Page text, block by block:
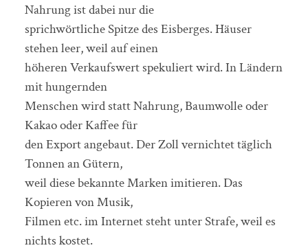
Nahrung ist dabei nur die
sprichwörtliche Spitze des Eisberges. Häuser
stehen leer, weil auf einen
höheren Verkaufswert spekuliert wird. In Ländern
mit hungernden
Menschen wird statt Nahrung, Baumwolle oder
Kakao oder Kaffee für
den Export angebaut. Der Zoll vernichtet täglich
Tonnen an Gütern,
weil diese bekannte Marken imitieren. Das
Kopieren von Musik,
Filmen etc. im Internet steht unter Strafe, weil es
nichts kostet.